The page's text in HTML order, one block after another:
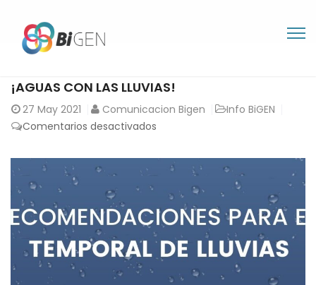
¡AGUAS CON LAS LLUVIAS!
27 May 2021 Comunicacion Bigen
Info BiGEN
Comentarios desactivados
CON
LLUVIAS!